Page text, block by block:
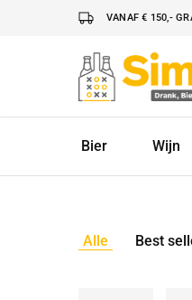
VANAF € 150,-
Simonsdrank.nl
Drank,
Bier
Bier
Wijn
Alle Best